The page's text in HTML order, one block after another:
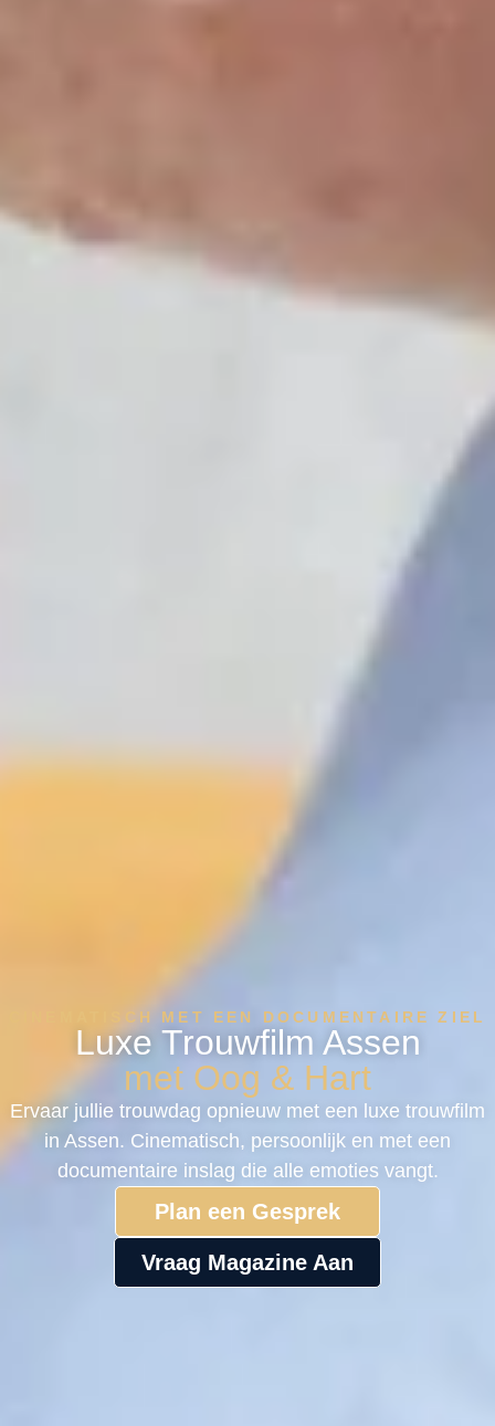
CINEMATISCH MET EEN DOCUMENTAIRE ZIEL
Luxe Trouwfilm Assen
met Oog & Hart
Ervaar jullie trouwdag opnieuw met een luxe trouwfilm
in Assen. Cinematisch, persoonlijk en met een
documentaire inslag die alle emoties vangt.
Plan een Gesprek
Vraag Magazine Aan